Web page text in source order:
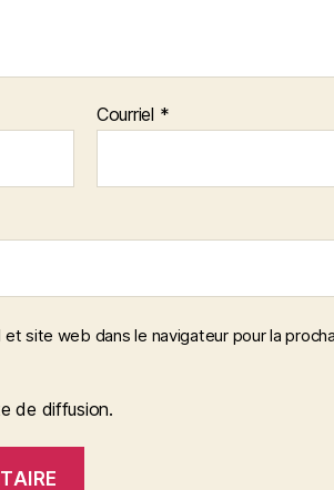
Courriel *
site web dans le navigateur pour la
de diffusion.